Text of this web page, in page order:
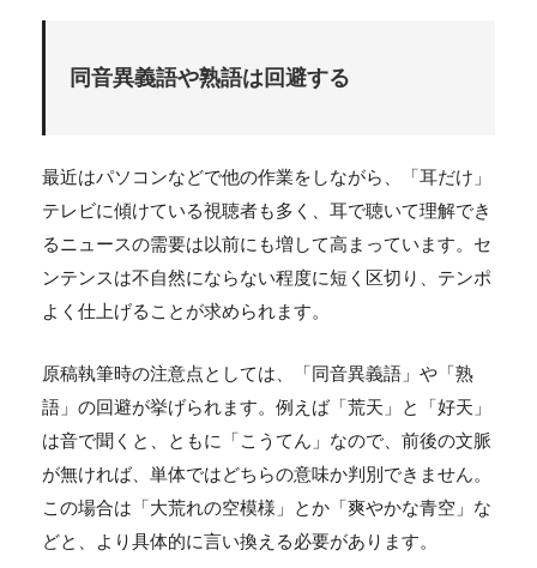
同音異義語や熟語は回避する
最近はパソコンなどで他の作業をしながら、「耳だけ」
テレビに傾けている視聴者も多く、耳で聴いて理解でき
るニュースの需要は以前にも増して高まっています。セ
ンテンスは不自然にならない程度に短く区切り、テンポ
よく仕上げることが求められます。
原稿執筆時の注意点としては、「同音異義語」や「熟
語」の回避が挙げられます。例えば「荒天」と「好天」
は音で聞くと、ともに「こうてん」なので、前後の文脈
が無ければ、単体ではどちらの意味か判別できません。
この場合は「大荒れの空模様」とか「爽やかな青空」な
どと、より具体的に言い換える必要があります。